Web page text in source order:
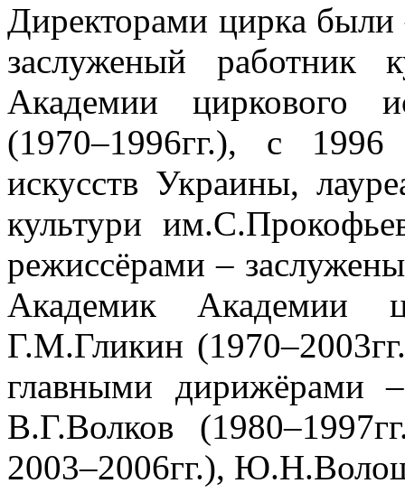
Директорами цирка
заслуженый работник
Академии циркового
(1970–1996гг.), с
искусств Украины,
культури
режиссёрами –
Академик Академии
Г.М.Гликин
главными дирижёрами
В.Г.Волков
2003–2006гг.),